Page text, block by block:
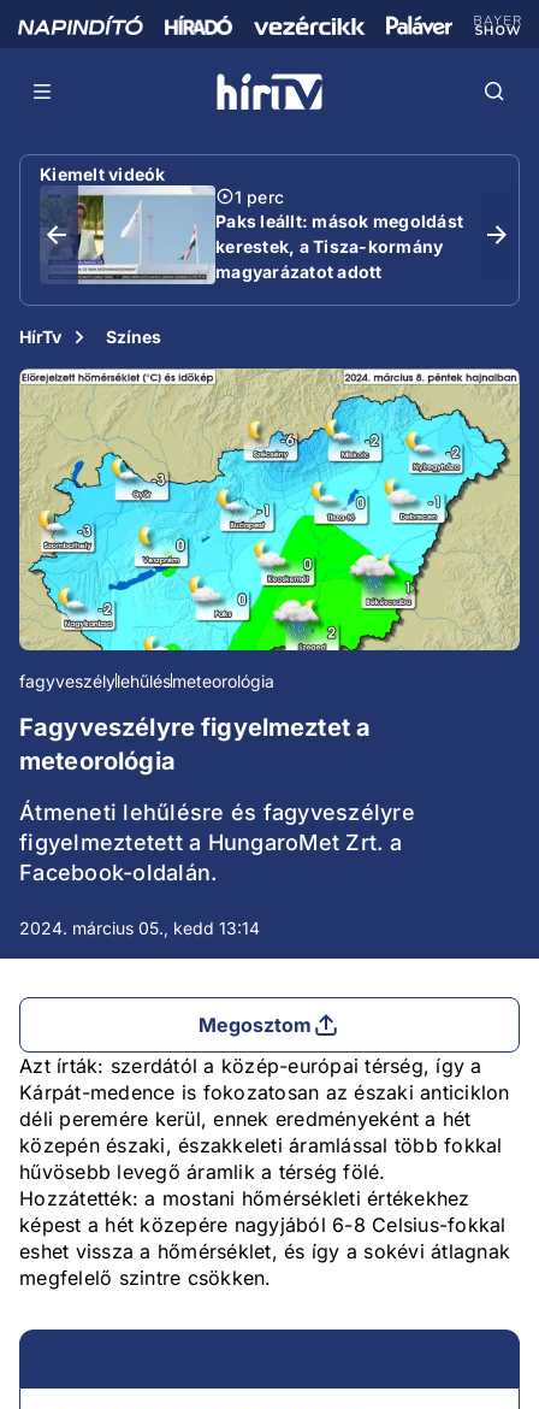
Kiemelt videók
1 perc
Paks leállt: mások megoldást
kerestek, a Tisza-kormány
magyarázatot adott
HírTv Színes
fagyveszélylehűlésmeteorológia
Fagyveszélyre figyelmeztet a
meteorológia
Átmeneti lehűlésre és fagyveszélyre
figyelmeztetett a HungaroMet Zrt. a
Facebook-oldalán.
2024. március 05., kedd 13:14
Megosztom
Azt írták: szerdától a közép-európai térség, így a
Kárpát-medence is fokozatosan az északi anticiklon
déli peremére kerül, ennek eredményeként a hét
közepén északi, északkeleti áramlással több fokkal
hűvösebb levegő áramlik a térség fölé.
Hozzátették: a mostani hőmérsékleti értékekhez
képest a hét közepére nagyjából 6-8 Celsius-fokkal
eshet vissza a hőmérséklet, és így a sokévi átlagnak
megfelelő szintre csökken.